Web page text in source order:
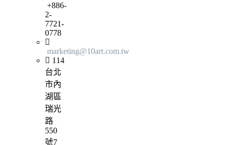
+886-
2-
7721-
0778
marketing@10art.com.tw
114
台北
市內
湖區
瑞光
路
550
號7